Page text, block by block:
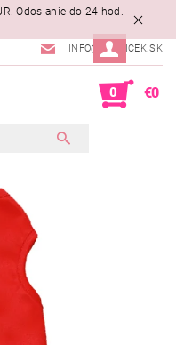
Odoslanie do 24 hod.
INFO@PUDLICEK.SK
0 €0